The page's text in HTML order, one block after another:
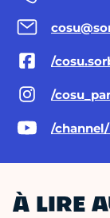
/
/
/channel/
À LIRE